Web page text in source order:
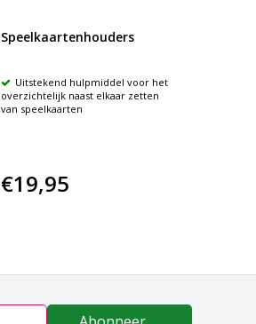
Speelkaartenhouders
Uitstekend hulpmiddel voor het
overzichtelijk naast elkaar zetten
van speelkaarten
€19,95